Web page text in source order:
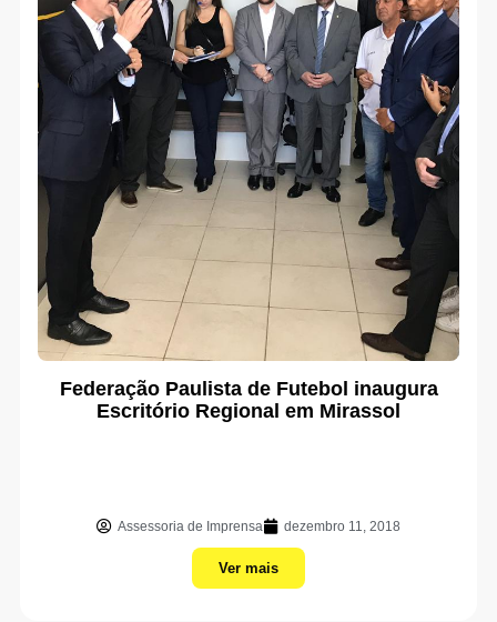
Federação Paulista de Futebol inaugura
Escritório Regional em Mirassol
Assessoria de Imprensa dezembro 11, 2018
Ver mais